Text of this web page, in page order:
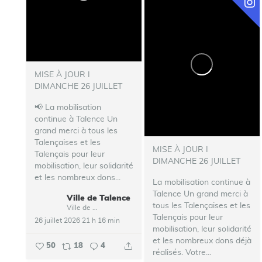
MISE À JOUR I
DIMANCHE 26 JUILLET
📢 La mobilisation
continue à Talence Un
grand merci à tous les
Talençaises et les
Talençais pour leur
mobilisation, leur solidarité
et les nombreux dons...
Ville de Talence
26 juillet 2026 21 h 16 min
50 18 4
MISE À JOUR I
DIMANCHE 26 JUILLET
La mobilisation continue à
Talence Un grand merci à
tous les Talençaises et les
Talençais pour leur
mobilisation, leur solidarité
et les nombreux dons déjà
réalisés. Votre...